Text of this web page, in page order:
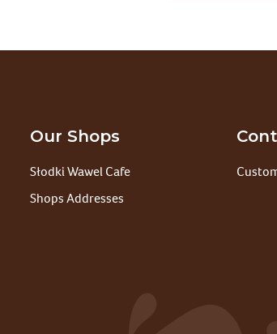
Our Shops
Słodki Wawel Cafe
Shops Addresses